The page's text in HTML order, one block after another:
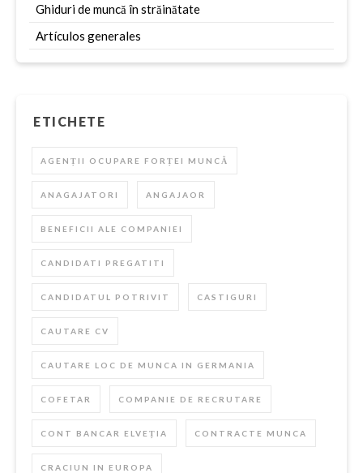
Ghiduri de muncă în străinătate
Artículos generales
ETICHETE
AGENȚII OCUPARE FORȚEI MUNCĂ
ANAGAJATORI ANGAJAOR
BENEFICII ALE COMPANIEI
CANDIDATI PREGATITI
CANDIDATUL POTRIVIT CASTIGURI
CAUTARE CV
CAUTARE LOC DE MUNCA IN GERMANIA
COFETAR COMPANIE DE RECRUTARE
CONT BANCAR ELVEȚIA CONTRACTE MUNCA
CRACIUN IN EUROPA